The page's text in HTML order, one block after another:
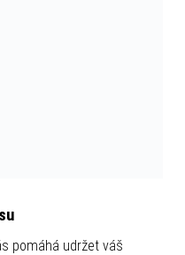
pomáhá udržet váš